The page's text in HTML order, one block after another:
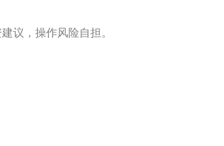
议，操作风险自担。